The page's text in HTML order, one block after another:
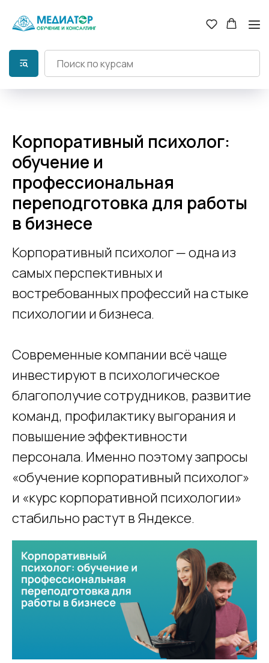
Корпоративный психолог:
обучение и
профессиональная
переподготовка для работы
в бизнесе
Корпоративный психолог — одна из
самых перспективных и
востребованных профессий на стыке
психологии и бизнеса.
Современные компании всё чаще
инвестируют в психологическое
благополучие сотрудников, развитие
команд, профилактику выгорания и
повышение эффективности
персонала. Именно поэтому запросы
«обучение корпоративный психолог»
и «курс корпоративной психологии»
стабильно растут в Яндексе.